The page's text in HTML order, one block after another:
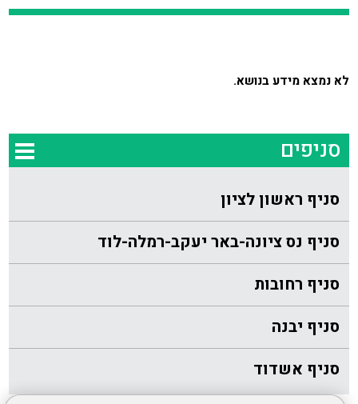
לא נמצא מידע בנושא.
סניפים
סניף ראשון לציון
סניף נס ציונה-באר יעקב-רמלה-לוד
סניף רחובות
סניף יבנה
סניף אשדוד